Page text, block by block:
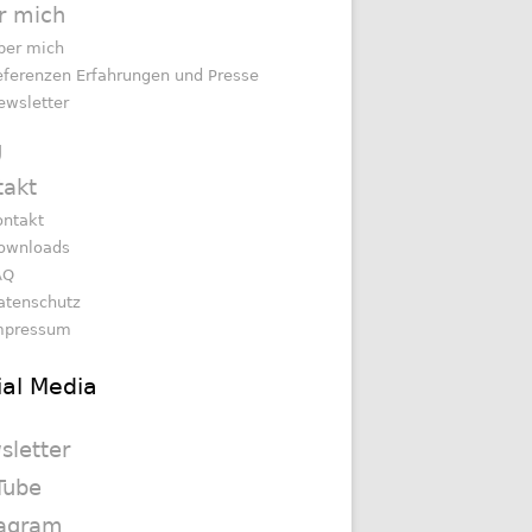
mich
mich
Erfahrungen und Presse
Media